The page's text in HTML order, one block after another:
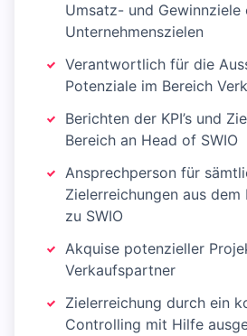
Umsatz- und
Unternehmenszielen
Verantwortlich für die
Potenziale im Bereich
Berichten der KPI’s und
Bereich an Head of SWIO
Ansprechperson für
Zielerreichungen aus
zu SWIO
Akquise potenzieller
Verkaufspartner
Zielerreichung durch ein
Controlling mit Hilfe